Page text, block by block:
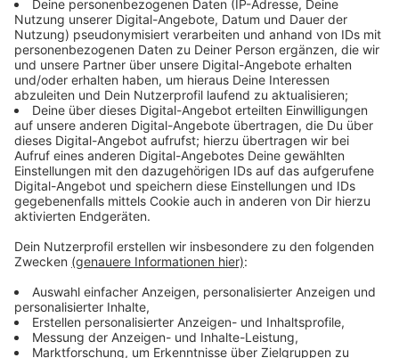
Selma (Marina Fois) zu Tode kommt und Lyna Rache
schwört ...
Streaming-Dienst: Netflix
Anzeige
Wir benötigen Ihre
Zustimmung, um den YouTube
Video-Service zu laden!
Wir verwenden einen Service eines
Drittanbieters, um Videoinhalte
einzubetten. Dieser Service kann
Daten zu Ihren Aktivitäten
sammeln. Bitte lesen Sie die